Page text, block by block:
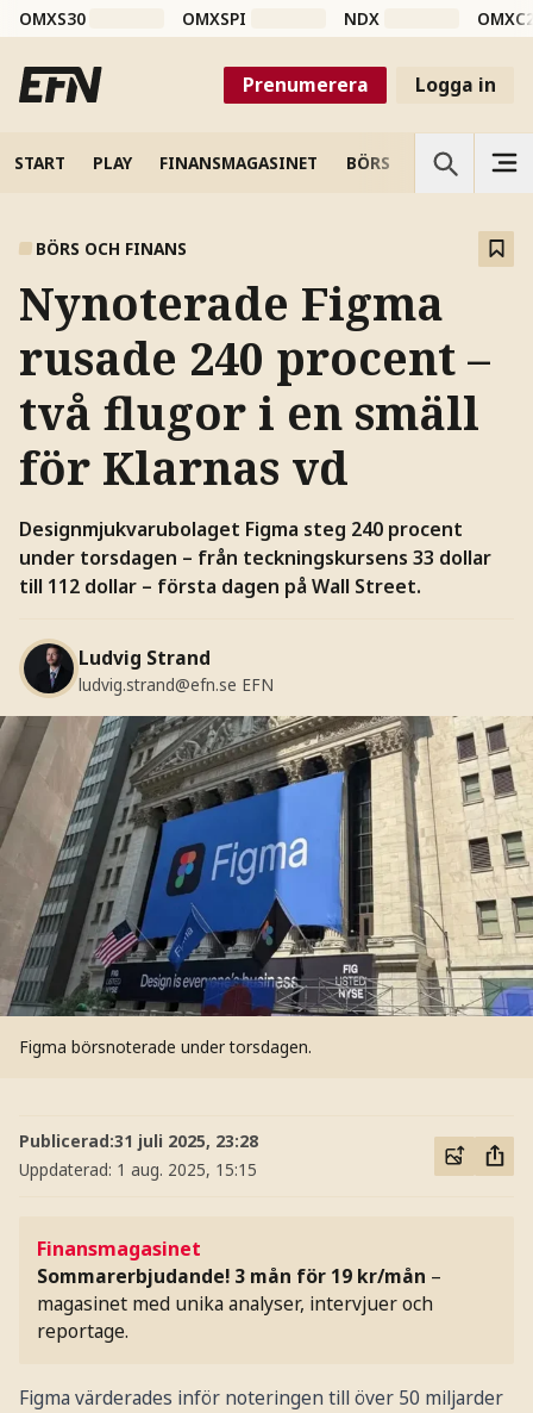
OMXS30 OMXSPI NDX
Prenumerera Logga in
START PLAY FINANSMAGASINET BÖRS VETENSKAP
BÖRS OCH FINANS
Nynoterade Figma
rusade 240 procent –
två flugor i en smäll
för Klarnas vd
Designmjukvarubolaget Figma steg 240 procent
under torsdagen – från teckningskursens 33 dollar
till 112 dollar – första dagen på Wall Street.
Ludvig Strand
ludvig.strand@efn.se EFN
Figma börsnoterade under torsdagen.
Publicerad:31 juli 2025, 23:28
Uppdaterad: 1 aug. 2025, 15:15
Finansmagasinet
Sommarerbjudande! 3 mån för 19 kr/mån –
magasinet med unika analyser, intervjuer och
reportage.
Figma värderades inför noteringen till över 50 miljarder